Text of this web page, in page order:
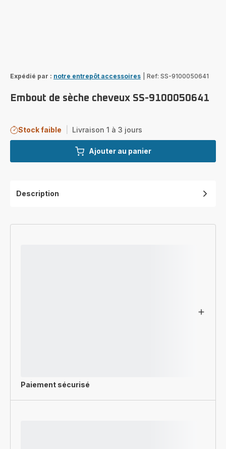
Expédié par : notre entrepôt accessoires Ref: SS-9100050641
Embout de sèche cheveux SS-9100050641
Stock faible Livraison 1 à 3 jours
Ajouter au panier
Description
Paiement sécurisé